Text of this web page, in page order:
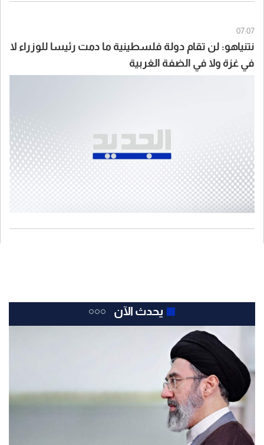
07:07
نتنياهو: لن تقام دولة فلسطينية ما دمت رئيسا للوزراء لا
في غزة ولا في الضفة الغربية
يحدث الآن